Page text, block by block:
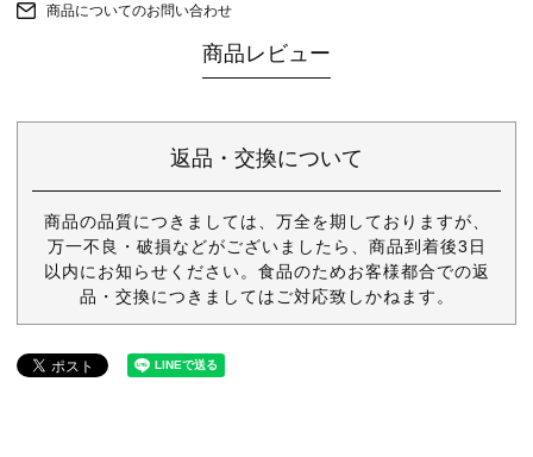
商品についてのお問い合わせ
商品レビュー
返品・交換について
商品の品質につきましては、万全を期しておりますが、
万一不良・破損などがございましたら、商品到着後3日
以内にお知らせください。食品のためお客様都合での返
品・交換につきましてはご対応致しかねます。